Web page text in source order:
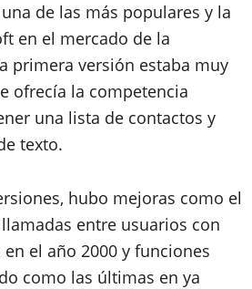
de las más populares y la
en el mercado de la
primera versión estaba muy
ofrecía la competencia
una lista de contactos y
texto.
hubo mejoras como el
entre usuarios con
el año 2000 y funciones
como las últimas en ya